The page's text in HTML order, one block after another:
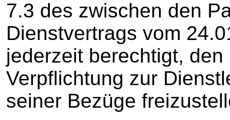
7.3 des zwischen den
Dienstvertrags vom
jederzeit berechtigt,
Verpflichtung zur
seiner Bezüge